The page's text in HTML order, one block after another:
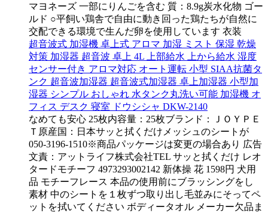
マヨネーズ 一部にりんごを含む 質：8.9g炭水化物 ゴー
ルド ○平飼い鶏舎で自由に動き回った鶏たちが自然に
交配できる環境で生んだ卵を使用しています 衣装
超音波式 加湿機 卓上式 アロマ 加湿 ミスト 保湿 乾燥
対策 加湿器 超音波 卓上 4L 上部給水 上から給水 湿度
センサー付き アロマ対応 オート運転 小型 SIAA抗菌タ
ンク 超音波加湿器 超音波式加湿器 卓上加湿器 小型加
湿器 シンプル おしゃれ 水タンク丸洗い可能 加湿機 オ
フィス デスク 寝室 ドウシシャ DKW-2140
なめても安心 25枚内容量：25枚ブランド：ＪＯＹＰＥ
Ｔ原産国：日本サッと拭くだけメッシュのシートが
050-3196-1510※商品パッケージは変更の場合あり 広告
文責：アットライフ株式会社TEL サッと拭くだけ レオ
タードモチーフ 4973293002142 新体操 花 1598円 犬用
品 モチーフレース 本品の使用前にブラッシングをし
素材 中のシートを１枚ずつ取り出し毛並みにそってペ
ットを拭いてください ボディータオル メーカー欠品ま